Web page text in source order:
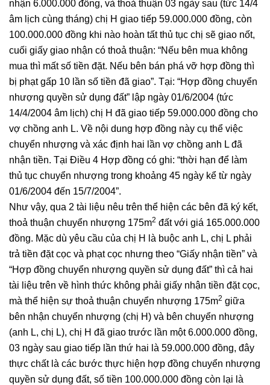
nhận 6.000.000 đồng, và thoả thuận 03 ngày sau (tức 14/4
âm lịch cùng tháng) chị H giao tiếp 59.000.000 đồng, còn
100.000.000 đồng khi nào hoàn tất thủ tục chị sẽ giao nốt,
cuối giấy giao nhận có thoả thuận: “Nếu bên mua không
mua thì mất số tiền đặt. Nếu bên bán phá vỡ hợp đồng thì
bị phạt gấp 10 lần số tiền đã giao”. Tại: “Hợp đồng chuyển
nhượng quyền sử dụng đất” lập ngày 01/6/2004 (tức
14/4/2004 âm lịch) chị H đã giao tiếp 59.000.000 đồng cho
vợ chồng anh L. Về nội dung hợp đồng này cụ thể việc
chuyển nhượng và xác định hai lần vợ chồng anh L đã
nhận tiền. Tại Điều 4 Hợp đồng có ghi: “thời hạn để làm
thủ tục chuyển nhượng trong khoảng 45 ngày kể từ ngày
01/6/2004 đến 15/7/2004”.
Như vậy, qua 2 tài liệu nêu trên thể hiện các bên đã ký kết,
thoả thuận chuyển nhượng 175m2 đất với giá 165.000.000
đồng. Mặc dù yêu cầu của chị H là buộc anh L, chị L phải
trả tiền đặt cọc và phạt cọc nhưng theo “Giấy nhận tiền” và
“Hợp đồng chuyển nhượng quyền sử dụng đất” thì cả hai
tài liệu trên về hình thức không phải giấy nhận tiền đặt cọc,
mà thể hiện sự thoả thuận chuyển nhượng 175m2 giữa
bên nhận chuyển nhượng (chị H) và bên chuyển nhượng
(anh L, chị L), chị H đã giao trước lần một 6.000.000 đồng,
03 ngày sau giao tiếp lần thứ hai là 59.000.000 đồng, đây
thực chất là các bước thực hiện hợp đồng chuyển nhượng
quyền sử dụng đất, số tiền 100.000.000 đồng còn lại là